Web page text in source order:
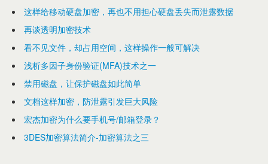
这样给移动硬盘加密，再也不用担心硬盘丢失而泄露数据
再谈透明加密技术
看不见文件，却占用空间，这样操作一般可解决
浅析多因子身份验证(MFA)技术之一
禁用磁盘，让保护磁盘如此简单
文档这样加密，防泄露引发巨大风险
宏杰加密为什么要手机号/邮箱登录？
3DES加密算法简介-加密算法之三